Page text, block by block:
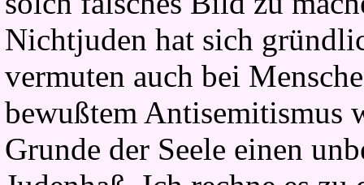
Nichtjuden hat sich
vermuten auch bei
bewußtem Antisemitismus
Grunde der Seele einen